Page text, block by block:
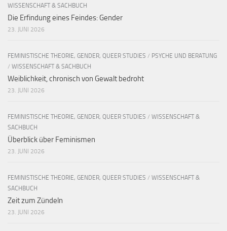
WISSENSCHAFT & SACHBUCH
Die Erfindung eines Feindes: Gender
23. JUNI 2026
FEMINISTISCHE THEORIE, GENDER, QUEER STUDIES / PSYCHE UND BERATUNG
/ WISSENSCHAFT & SACHBUCH
Weiblichkeit, chronisch von Gewalt bedroht
23. JUNI 2026
FEMINISTISCHE THEORIE, GENDER, QUEER STUDIES / WISSENSCHAFT &
SACHBUCH
Überblick über Feminismen
23. JUNI 2026
FEMINISTISCHE THEORIE, GENDER, QUEER STUDIES / WISSENSCHAFT &
SACHBUCH
Zeit zum Zündeln
23. JUNI 2026